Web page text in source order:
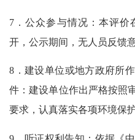
7．公众参与情况：本评价
开，公示期间，无人员反馈意
8． 建设单位或地方政府所
件：建设单位作出严格按照
要求，认真落实各项环境保